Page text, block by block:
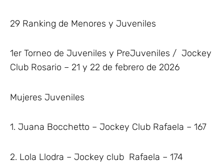
29 Ranking de Menores y Juveniles
1er Torneo de Juveniles y PreJuveniles / Jockey
Club Rosario – 21 y 22 de febrero de 2026
Mujeres Juveniles
1. Juana Bocchetto – Jockey Club Rafaela – 167
2. Lola Llodra – Jockey club Rafaela – 174